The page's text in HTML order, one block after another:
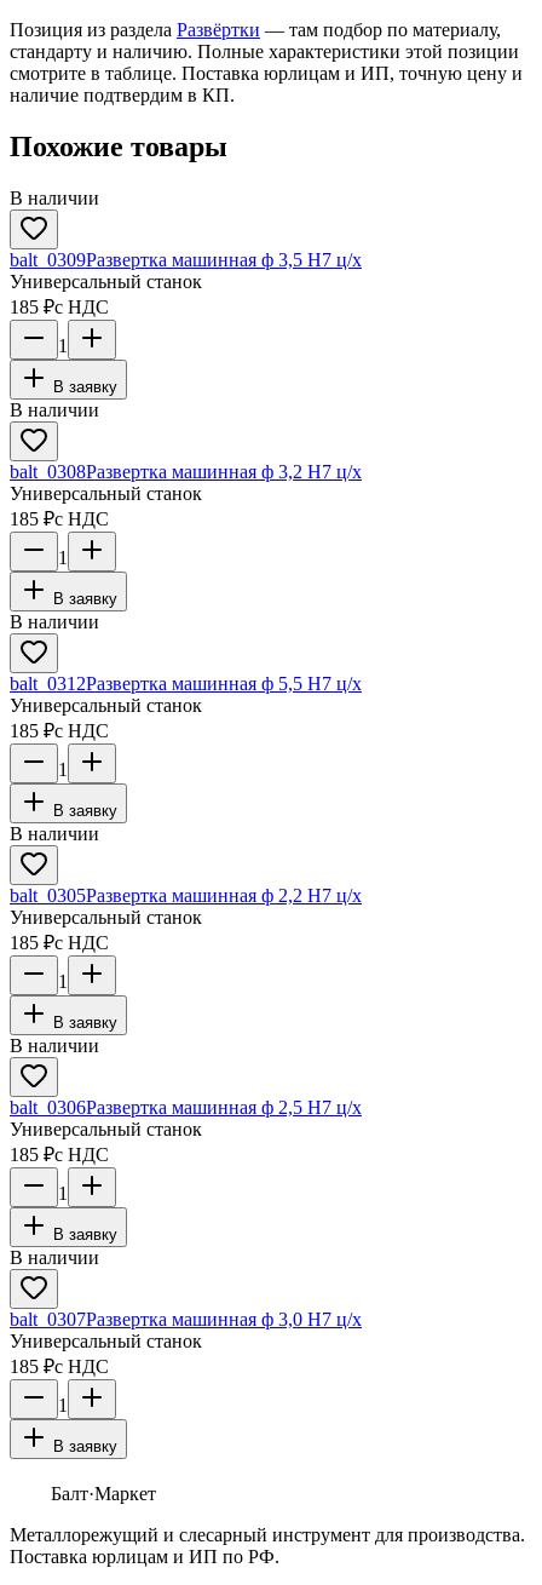
Позиция из раздела Развёртки — там подбор по материалу,
стандарту и наличию. Полные характеристики этой позиции
смотрите в таблице. Поставка юрлицам и ИП, точную цену и
наличие подтвердим в КП.
Похожие товары
В наличии
balt_0309Развертка машинная ф 3,5 Н7 ц/х
Универсальный станок
185 ₽с НДС
1
В заявку
В наличии
balt_0308Развертка машинная ф 3,2 Н7 ц/х
Универсальный станок
185 ₽с НДС
1
В заявку
В наличии
balt_0312Развертка машинная ф 5,5 Н7 ц/х
Универсальный станок
185 ₽с НДС
1
В заявку
В наличии
balt_0305Развертка машинная ф 2,2 Н7 ц/х
Универсальный станок
185 ₽с НДС
1
В заявку
В наличии
balt_0306Развертка машинная ф 2,5 Н7 ц/х
Универсальный станок
185 ₽с НДС
1
В заявку
В наличии
balt_0307Развертка машинная ф 3,0 Н7 ц/х
Универсальный станок
185 ₽с НДС
1
В заявку
Балт·Маркет
Металлорежущий и слесарный инструмент для производства.
Поставка юрлицам и ИП по РФ.